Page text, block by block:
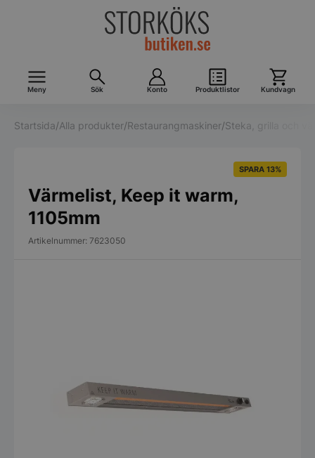
Meny Sök Konto Produktlistor Kundvagn
Startsida/Alla produkter/Restaurangmaskiner/Steka, grilla och
SPARA 13%
Värmelist, Keep it warm,
1105mm
Artikelnummer: 7623050